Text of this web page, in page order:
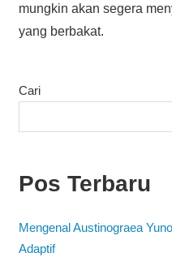
mungkin akan segera
yang berbakat.
Cari
Pos Terbaru
Mengenal Austinograea
Adaptif